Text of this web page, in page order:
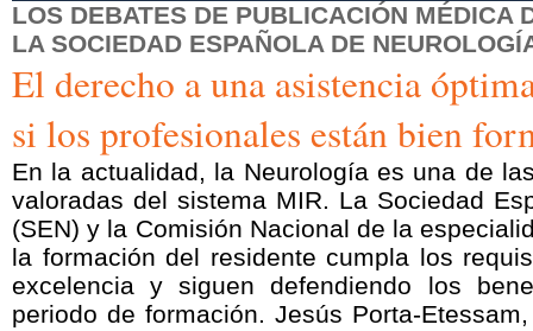
LOS DEBATES DE PUBLICACIÓN MÉDICA
LA SOCIEDAD ESPAÑOLA DE
El derecho a una asistencia
si los profesionales están bien
En la actualidad, la Neurología es una de
valoradas del sistema MIR. La Sociedad
(SEN) y la Comisión Nacional de la
la formación del residente cumpla los
excelencia y siguen defendiendo los
periodo de formación. Jesús Porta-